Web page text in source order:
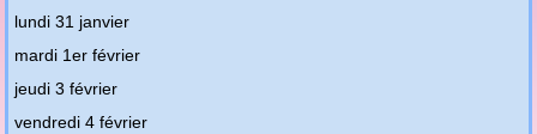
lundi 31 janvier
mardi 1er février
jeudi 3 février
vendredi 4 février